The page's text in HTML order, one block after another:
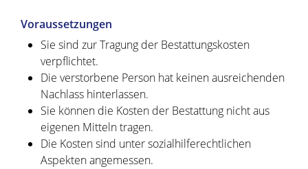
Voraussetzungen
Sie sind zur Tragung der Bestattungskosten
verpflichtet.
Die verstorbene Person hat keinen ausreichenden
Nachlass hinterlassen.
Sie können die Kosten der Bestattung nicht aus
eigenen Mitteln tragen.
Die Kosten sind unter sozialhilferechtlichen
Aspekten angemessen.